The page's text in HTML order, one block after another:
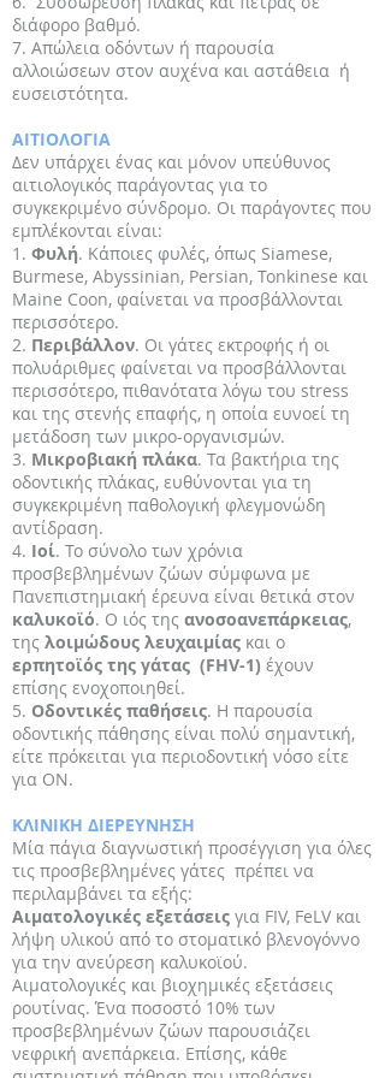
διάφορο βαθμό.
7. Απώλεια οδόντων ή παρουσία
αλλοιώσεων στον αυχένα και αστάθεια ή
ευσειστότητα.
ΑΙΤΙΟΛΟΓΙΑ
Δεν υπάρχει ένας και μόνον υπεύθυνος
αιτιολογικός παράγοντας για το
συγκεκριμένο σύνδρομο. Οι παράγοντες που
εμπλέκονται είναι:
1. Φυλή. Κάποιες φυλές, όπως Siamese,
Burmese, Abyssinian, Persian, Tonkinese και
Maine Coon, φαίνεται να προσβάλλονται
περισσότερο.
2. Περιβάλλον. Οι γάτες εκτροφής ή οι
πολυάριθμες φαίνεται να προσβάλλονται
περισσότερο, πιθανότατα λόγω του stress
και της στενής επαφής, η οποία ευνοεί τη
μετάδοση των μικρο-οργανισμών.
3. Μικροβιακή πλάκα. Τα βακτήρια της
οδοντικής πλάκας, ευθύνονται για τη
συγκεκριμένη παθολογική φλεγμονώδη
αντίδραση.
4. Ιοί. Το σύνολο των χρόνια
προσβεβλημένων ζώων σύμφωνα με
Πανεπιστημιακή έρευνα είναι θετικά στον
καλυκοϊό. Ο ιός της ανοσοανεπάρκειας,
της λοιμώδους λευχαιμίας και ο
ερπητοϊός της γάτας (FHV-1) έχουν
επίσης ενοχοποιηθεί.
5. Οδοντικές παθήσεις. Η παρουσία
οδοντικής πάθησης είναι πολύ σημαντική,
είτε πρόκειται για περιοδοντική νόσο είτε
για ΟΝ.
ΚΛΙΝΙΚΗ ΔΙΕΡΕΥΝΗΣΗ
Μία πάγια διαγνωστική προσέγγιση για όλες
τις προσβεβλημένες γάτες πρέπει να
περιλαμβάνει τα εξής:
Αιματολογικές εξετάσεις για FIV, FeLV και
λήψη υλικού από το στοματικό βλενογόννο
για την ανεύρεση καλυκοϊού.
Αιματολογικές και βιοχημικές εξετάσεις
ρουτίνας. Ένα ποσοστό 10% των
προσβεβλημένων ζώων παρουσιάζει
νεφρική ανεπάρκεια. Επίσης, κάθε